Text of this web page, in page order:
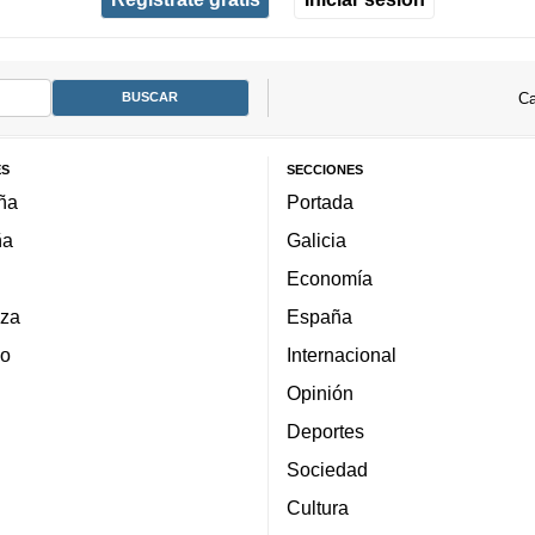
SECCIONES
Portada
Galicia
Economía
España
Internacional
Opinión
Deportes
Sociedad
Cultura